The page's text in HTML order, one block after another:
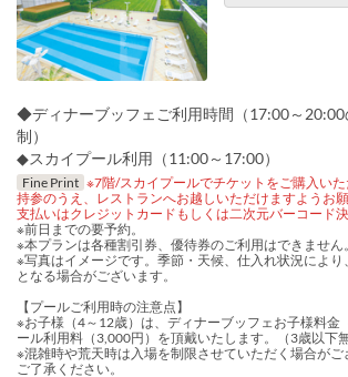
◆ディナーブッフェご利用時間（17:00～20:00
制）
◆スカイプール利用（11:00～17:00）
Fine Print ※7階/スカイプールでチケットをご購入い
持参のうえ、レストランへお越しいただけますようお
支払いはクレジットカードもしくは二次元バーコード
※前日までの要予約。
※本プランは各種割引券、優待券のご利用はできません。
※写真はイメージです。季節・天候、仕入れ状況によ
となる場合がございます。
【プールご利用時の注意点】
※お子様（4～12歳）は、ディナーブッフェお子様料金
ール利用料（3,000円）を頂戴いたします。（3歳以下無
※混雑時や荒天時は入場を制限させていただく場合が
ご了承ください。